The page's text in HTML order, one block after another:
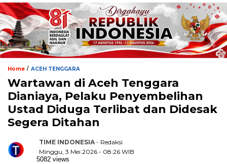
Home / ACEH TENGGARA
Wartawan di Aceh Tenggara
Dianiaya, Pelaku Penyembelihan
Ustad Diduga Terlibat dan Didesak
Segera Ditahan
TIME INDONESIA - Redaksi
Minggu, 3 Mei 2026 - 08:26 WIB
5082 views